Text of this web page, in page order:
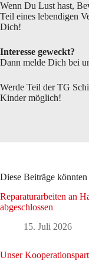
Wenn Du Lust hast,
Teil eines lebendigen
Dich!
Interesse geweckt?
Dann melde Dich bei
Werde Teil der TG
Kinder möglich!
Diese Beiträge könnten
Reparaturarbeiten an
abgeschlossen
15. Juli 2026
Unser